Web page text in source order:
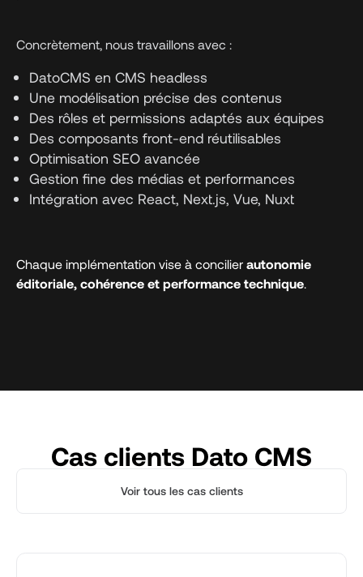
Concrètement, nous travaillons avec :
DatoCMS en CMS headless
Une modélisation précise des contenus
Des rôles et permissions adaptés aux équipes
Des composants front-end réutilisables
Optimisation SEO avancée
Gestion fine des médias et performances
Intégration avec React, Next.js, Vue, Nuxt
Chaque implémentation vise à concilier autonomie
éditoriale, cohérence et performance technique
Cas clients Dato CMS
Voir tous les cas clients